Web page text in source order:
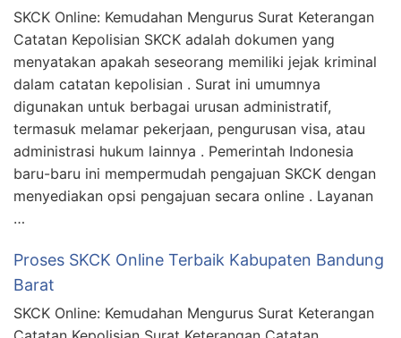
SKCK Online: Kemudahan Mengurus Surat Keterangan
Catatan Kepolisian SKCK adalah dokumen yang
menyatakan apakah seseorang memiliki jejak kriminal
dalam catatan kepolisian . Surat ini umumnya
digunakan untuk berbagai urusan administratif,
termasuk melamar pekerjaan, pengurusan visa, atau
administrasi hukum lainnya . Pemerintah Indonesia
baru-baru ini mempermudah pengajuan SKCK dengan
menyediakan opsi pengajuan secara online . Layanan
…
Proses SKCK Online Terbaik Kabupaten Bandung
Barat
SKCK Online: Kemudahan Mengurus Surat Keterangan